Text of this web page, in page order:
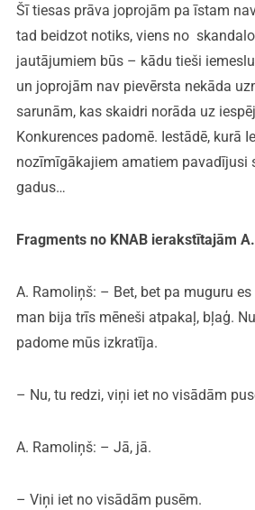
Šī tiesas prāva joprojām pa īstam
tad beidzot notiks, viens no
jautājumiem būs – kādu tieši
un joprojām nav pievērsta nekāda
sarunām, kas skaidri norāda uz
Konkurences padomē. Iestādē, kurā
nozīmīgākajiem amatiem pavadījusi
gadus…
Fragments no KNAB ierakstītajām
A. Ramoliņš: – Bet, bet pa muguru
man bija trīs mēneši atpakaļ, bļaģ.
padome mūs izkratīja.
– Nu, tu redzi, viņi iet no visādām
A. Ramoliņš: – Jā, jā.
– Viņi iet no visādām pusēm.